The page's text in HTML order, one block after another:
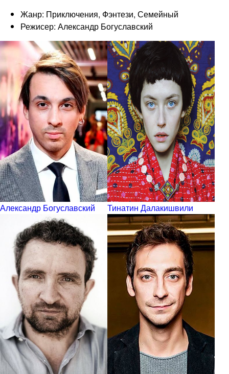
Жанр: Приключения, Фэнтези, Семейный
Режисер: Александр Богуславский
Александр Богуславский Тинатин Далакишвили